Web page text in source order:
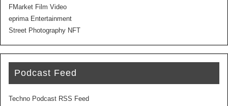
FMarket Film Video
eprima Entertainment
Street Photography NFT
Podcast Feed
Techno Podcast RSS Feed